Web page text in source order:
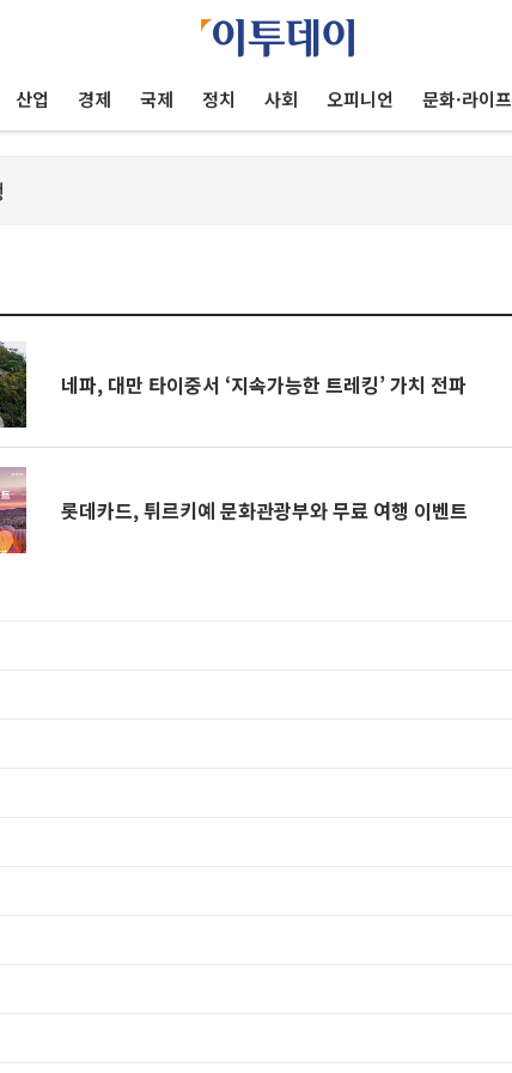
산업 경제 국제 정치 사회 오피니언 문화·라이프
네파, 대만 타이중서 ‘지속가능한 트레킹’ 가치 전파
롯데카드, 튀르키예 문화관광부와 무료 여행 이벤트